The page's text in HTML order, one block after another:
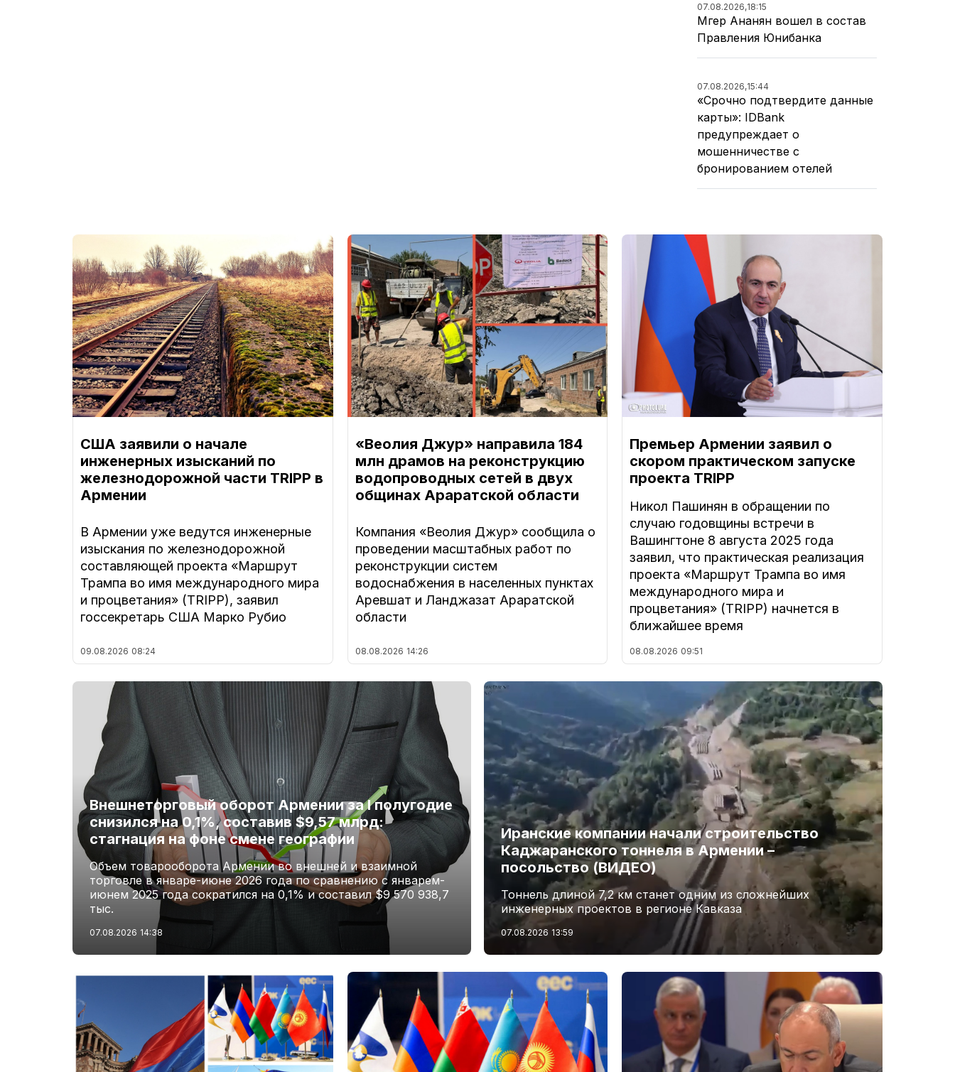
07.08.2026,18:15
Мгер Ананян вошел в состав
Правления Юнибанка
07.08.2026,15:44
«Срочно подтвердите данные
карты»: IDBank
предупреждает о
мошенничестве с
бронированием отелей
США заявили о начале
инженерных изысканий по
железнодорожной части TRIPP в
Армении
В Армении уже ведутся инженерные
изыскания по железнодорожной
составляющей проекта «Маршрут
Трампа во имя международного мира
и процветания» (TRIPP), заявил
госсекретарь США Марко Рубио
09.08.2026 08:24
«Веолия Джур» направила 184
млн драмов на реконструкцию
водопроводных сетей в двух
общинах Араратской области
Компания «Веолия Джур» сообщила о
проведении масштабных работ по
реконструкции систем
водоснабжения в населенных пунктах
Аревшат и Ланджазат Араратской
области
08.08.2026 14:26
Премьер Армении заявил о
скором практическом запуске
проекта TRIPP
Никол Пашинян в обращении по
случаю годовщины встречи в
Вашингтоне 8 августа 2025 года
заявил, что практическая реализация
проекта «Маршрут Трампа во имя
международного мира и
процветания» (TRIPP) начнется в
ближайшее время
08.08.2026 09:51
Внешнеторговый оборот Армении за I полугодие
снизился на 0,1%, составив $9,57 млрд:
стагнация на фоне смене географии
Объем товарооборота Армении во внешней и взаимной
торговле в январе-июне 2026 года по сравнению с январем-
июнем 2025 года сократился на 0,1% и составил $9 570 938,7
тыс.
07.08.2026 14:38
Иранские компании начали строительство
Каджаранского тоннеля в Армении –
посольство (ВИДЕО)
Тоннель длиной 7,2 км станет одним из сложнейших
инженерных проектов в регионе Кавказа
07.08.2026 13:59